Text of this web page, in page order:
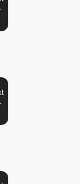
वैक्सीनेशन का
एक लाख लोगों की
; दिल्ली समेत देश